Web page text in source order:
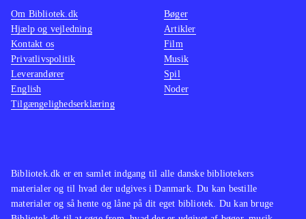
Bibliotek.dk er en samlet indgang til alle danske bibliotekers
materialer og til hvad der udgives i Danmark. Du kan bestille
materialer og så hente og låne på dit eget bibliotek. Du kan bruge
Om Bibliotek.dk
Hjælp og vejledning
Kontakt os
Privatlivspolitik
Leverandører
English
Tilgængelighedserklæring
Bøger
Artikler
Film
Musik
Spil
Noder